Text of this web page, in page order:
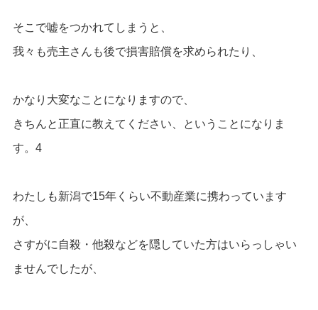
そこで嘘をつかれてしまうと、
我々も売主さんも後で損害賠償を求められたり、
かなり大変なことになりますので、
きちんと正直に教えてください、ということになりま
す。4
わたしも新潟で15年くらい不動産業に携わっています
が、
さすがに自殺・他殺などを隠していた方はいらっしゃい
ませんでしたが、